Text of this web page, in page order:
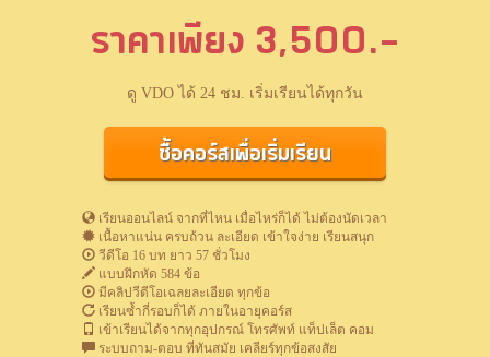
ราคาเพียง 3,500.-
ดู VDO ได้ 24 ชม. เริ่มเรียนได้ทุกวัน
ซื้อคอร์สเพื่อเริ่มเรียน
เรียนออนไลน์ จากที่ไหน เมื่อไหร่ก็ได้ ไม่ต้องนัดเวลา
เนื้อหาแน่น ครบถ้วน ละเอียด เข้าใจง่าย เรียนสนุก
วีดีโอ 16 บท ยาว 57 ชั่วโมง
แบบฝึกหัด 584 ข้อ
มีคลิปวีดีโอเฉลยละเอียด ทุกข้อ
เรียนซ้ำกี่รอบก็ได้ ภายในอายุคอร์ส
เข้าเรียนได้จากทุกอุปกรณ์ โทรศัพท์ แท็ปเล็ต คอม
ระบบถาม-ตอบ ที่ทันสมัย เคลียร์ทุกข้อสงสัย